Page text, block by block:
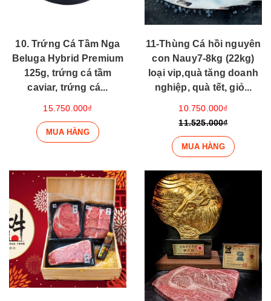
10. Trứng Cá Tầm Nga
Beluga Hybrid Premium
125g, trứng cá tầm
caviar, trứng cá...
15.750.000₫
MUA HÀNG
11-Thùng Cá hồi nguyên
con Nauy7-8kg (22kg)
loại vip,quà tăng doanh
nghiệp, quà tết, giỏ...
10.750.000₫
11.525.000₫
MUA HÀNG